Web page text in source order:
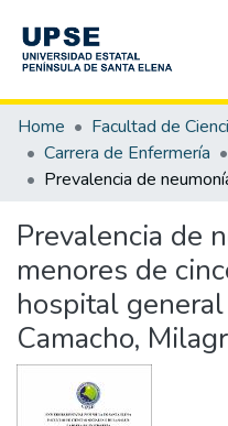
Communities & Collections
All of DSpace
Statistics
Home
Carrera de Enfermería
Prevalencia de
menores de
hospital
Camacho,